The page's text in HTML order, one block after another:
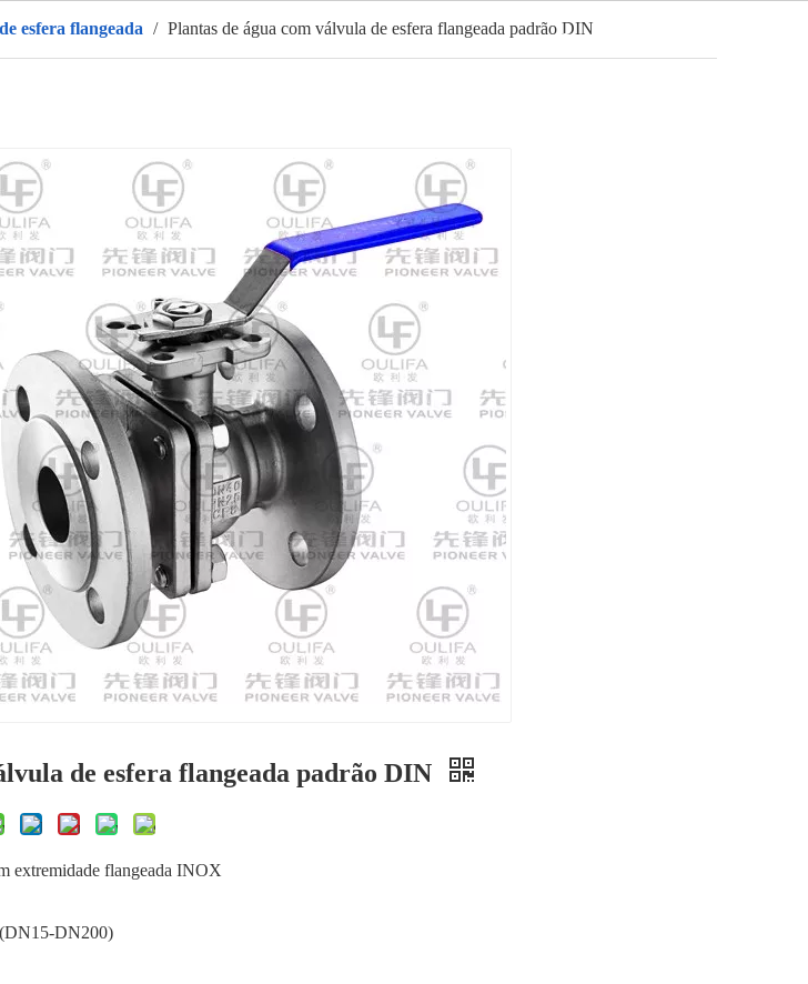
esfera flangeada / Plantas de água com válvula de esfera flangeada padrão DIN
de esfera flangeada padrão DIN
extremidade flangeada INOX
DN200)